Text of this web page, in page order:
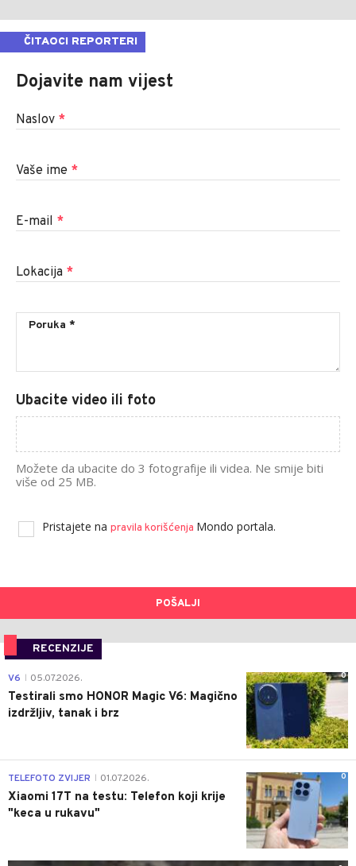
ČITAOCI REPORTERI
Dojavite nam vijest
Naslov *
Vaše ime *
E-mail *
Lokacija *
Ubacite video ili foto
Možete da ubacite do 3 fotografije ili videa. Ne smije biti
više od 25 MB.
Pristajete na pravila korišćenja Mondo portala.
POŠALJI
RECENZIJE
0
V6 05.07.2026.
Testirali smo HONOR Magic V6: Magično
izdržljiv, tanak i brz
0
TELEFOTO ZVIJER 01.07.2026.
Xiaomi 17T na testu: Telefon koji krije
"keca u rukavu"